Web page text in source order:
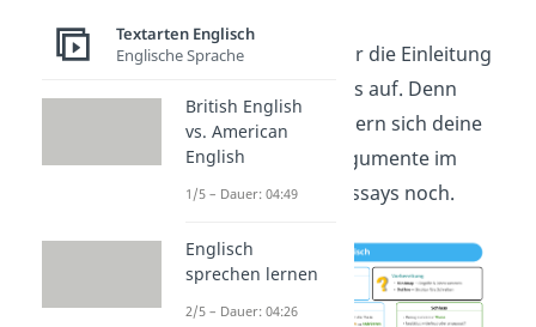
Tipp 5:
Hebe dir die Einleitung
bis zum Schluss auf. Denn
manchmal ändern sich deine
These oder Argumente im
Laufe deines Essays noch.
Textarten Englisch
Englische Sprache
British English
vs. American
English
1/5 – Dauer: 04:49
Englisch
sprechen lernen
2/5 – Dauer: 04:26